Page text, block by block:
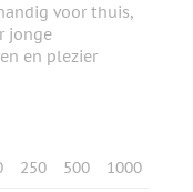
voor thuis,
jonge
en plezier
250 500 1000